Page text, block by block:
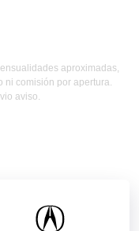
aproximadas,
ni comisión por apertura.
aviso.